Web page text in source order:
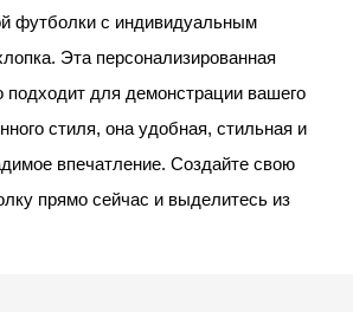
футболки с индивидуальным
Эта персонализированная
для демонстрации вашего
стиля, она удобная, стильная и
впечатление. Создайте свою
прямо сейчас и выделитесь из